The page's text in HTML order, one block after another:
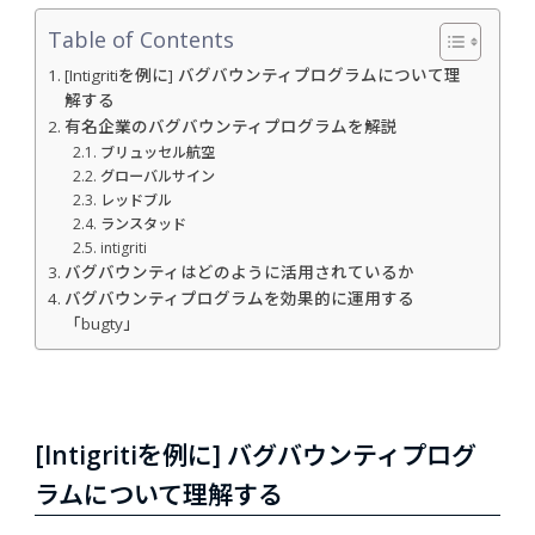
Table of Contents
[Intigritiを例に] バグバウンティプログラムについて理
解する
有名企業のバグバウンティプログラムを解説
ブリュッセル航空
グローバルサイン
レッドブル
ランスタッド
intigriti
バグバウンティはどのように活用されているか
バグバウンティプログラムを効果的に運用する
「bugty」
[Intigritiを例に] バグバウンティプログ
ラムについて理解する